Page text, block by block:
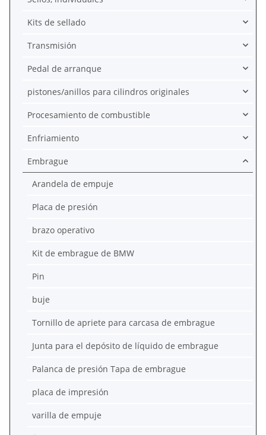
Kits de sellado
Transmisión
Pedal de arranque
pistones/anillos para cilindros originales
Procesamiento de combustible
Enfriamiento
Embrague
Arandela de empuje
Placa de presión
brazo operativo
Kit de embrague de BMW
Pin
buje
Tornillo de apriete para carcasa de embrague
Junta para el depósito de líquido de embrague
Palanca de presión Tapa de embrague
placa de impresión
varilla de empuje